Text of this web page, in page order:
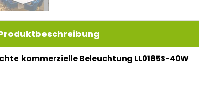
kommerzielle Beleuchtung LL0185S-40W